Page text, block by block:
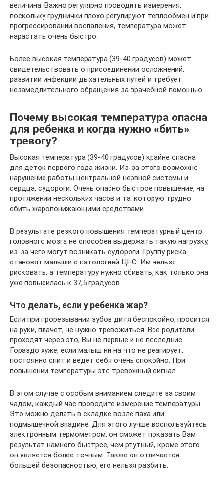
величина. Важно регулярно проводить измерения,
поскольку груднички плохо регулируют теплообмен и при
прогрессировании воспаления, температура может
нарастать очень быстро.
Более высокая температура (39-40 градусов) может
свидетельствовать о присоединении осложнений,
развитии инфекции дыхательных путей и требует
незамедлительного обращения за врачебной помощью.
Почему высокая температура опасна
для ребенка и когда нужно «бить»
тревогу?
Высокая температура (39-40 градусов) крайне опасна
для деток первого года жизни. Из-за этого возможно
нарушение работы центральной нервной системы и
сердца, судороги. Очень опасно быстрое повышение, на
протяжении нескольких часов и та, которую трудно
сбить жаропонижающими средствами.
В результате резкого повышения температурный центр
головного мозга не способен выдержать такую нагрузку,
из-за чего могут возникать судороги. Группу риска
становят малыши с патологией ЦНС. Им нельзя
рисковать, а температуру нужно сбивать, как только она
уже повысилась к 37,5 градусов.
Что делать, если у ребенка жар?
Если при прорезывании зубов дитя беспокойно, просится
на руки, плачет, не нужно тревожиться. Все родители
проходят через это, Вы не первые и не последние.
Гораздо хуже, если малыш ни на что не реагирует,
постоянно спит и ведет себя очень спокойно. При
повышении температуры это тревожный сигнал.
В этом случае с особым вниманием следите за своим
чадом, каждый час проводите измерение температуры.
Это можно делать в складке возле паха или
подмышечной впадине. Для этого лучше воспользуйтесь
электронным термометром: он сможет показать Вам
результат намного быстрее, чем ртутный, кроме этого
он является более точным. Также он отличается
большей безопасностью, его нельзя разбить.